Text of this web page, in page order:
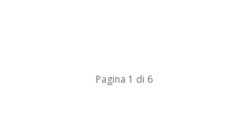
Pagina 1 di 6